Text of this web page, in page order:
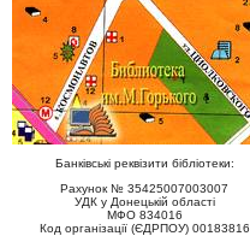
Банківські реквізити бібліотеки:
Рахунок № 35425007003007
УДК у Донецькій області
МФО 834016
Код організації (ЄДРПОУ) 00183816